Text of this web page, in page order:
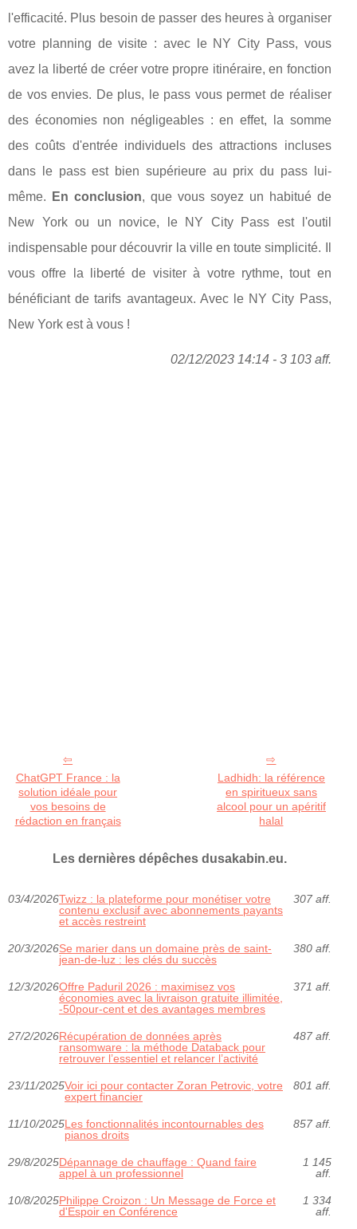
l'efficacité. Plus besoin de passer des heures à organiser
votre planning de visite : avec le NY City Pass, vous
avez la liberté de créer votre propre itinéraire, en fonction
de vos envies. De plus, le pass vous permet de réaliser
des économies non négligeables : en effet, la somme
des coûts d'entrée individuels des attractions incluses
dans le pass est bien supérieure au prix du pass lui-
même.
En conclusion, que vous soyez un habitué de
New York ou un novice, le NY City Pass est l'outil
indispensable pour découvrir la ville en toute simplicité. Il
vous offre la liberté de visiter à votre rythme, tout en
bénéficiant de tarifs avantageux. Avec le NY City Pass,
New York est à vous !
02/12/2023 14:14 - 3 103 aff.
ChatGPT France : la
solution idéale pour
vos besoins de
rédaction en français
Ladhidh: la référence
en spiritueux sans
alcool pour un apéritif
halal
Les dernières dépêches dusakabin.eu.
03/4/2026Twizz : la plateforme pour monétiser votre
contenu exclusif avec abonnements payants
et accès restreint
307 aff.
20/3/2026Se marier dans un domaine près de saint-
jean-de-luz : les clés du succès
380 aff.
12/3/2026Offre Paduril 2026 : maximisez vos
économies avec la livraison gratuite illimitée,
-50pour-cent et des avantages membres
371 aff.
27/2/2026Récupération de données après
ransomware : la méthode Databack pour
retrouver l’essentiel et relancer l’activité
487 aff.
23/11/2025Voir ici pour contacter Zoran Petrovic, votre
expert financier
801 aff.
11/10/2025Les fonctionnalités incontournables des
pianos droits
857 aff.
29/8/2025Dépannage de chauffage : Quand faire
appel à un professionnel
1 145
aff.
10/8/2025Philippe Croizon : Un Message de Force et
d'Espoir en Conférence
1 334
aff.